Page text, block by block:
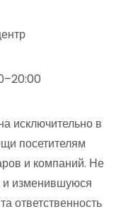
исключительно в
посетителям
и компаний. Не
и изменившуюся
ответственность